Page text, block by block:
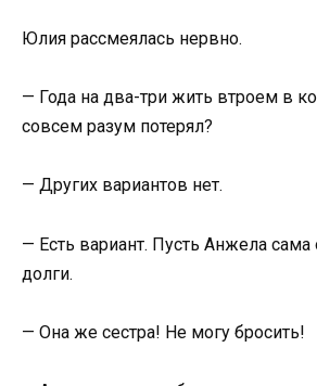
Юлия рассмеялась нервно.
— Года на два-три жить втроем в
совсем разум потерял?
— Других вариантов нет.
— Есть вариант. Пусть Анжела сама
долги.
— Она же сестра! Не могу бросить!